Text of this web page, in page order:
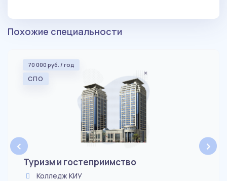
Похожие специальности
‹
70 000 руб. / год
СПО
Туризм и гостеприимство
Колледж КИУ
›